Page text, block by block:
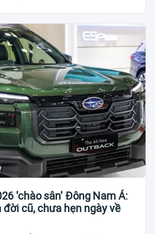
'chào sân' Đông Nam Á:
đời cũ, chưa hẹn ngày về